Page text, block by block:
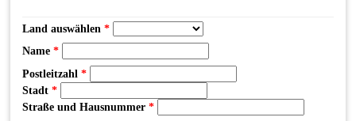
Land auswählen *
Name *
Postleitzahl *
Stadt *
Straße und Hausnummer *